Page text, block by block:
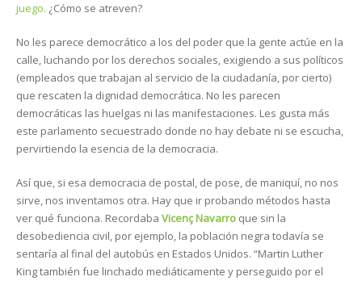
juego. ¿Cómo se atreven?
No les parece democrático a los del poder que la gente actúe en la
calle, luchando por los derechos sociales, exigiendo a sus políticos
(empleados que trabajan al servicio de la ciudadanía, por cierto)
que rescaten la dignidad democrática. No les parecen
democráticas las huelgas ni las manifestaciones. Les gusta más
este parlamento secuestrado donde no hay debate ni se escucha,
pervirtiendo la esencia de la democracia.
Así que, si esa democracia de postal, de pose, de maniquí, no nos
sirve, nos inventamos otra. Hay que ir probando métodos hasta
ver qué funciona. Recordaba Vicenç Navarro que sin la
desobediencia civil, por ejemplo, la población negra todavía se
sentaría al final del autobús en Estados Unidos. “Martin Luther
King también fue linchado mediáticamente y perseguido por el